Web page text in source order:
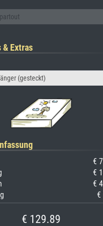
Extras
(gesteckt)
€
€
€
€
€ 129.89